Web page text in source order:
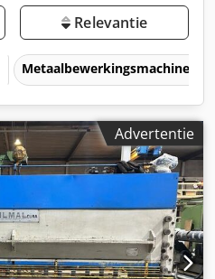
Relevantie
Metaalbewerkingsmachines
Advertentie